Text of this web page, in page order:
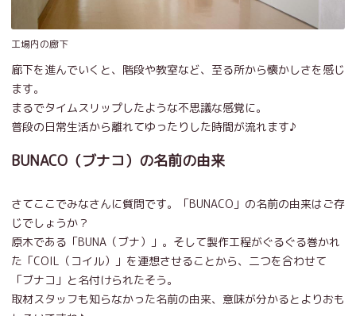
工場内の廊下
廊下を進んでいくと、階段や教室など、至る所から懐かしさを感じ
ます。
まるでタイムスリップしたような不思議な感覚に。
普段の日常生活から離れてゆったりした時間が流れます♪
BUNACO（ブナコ）の名前の由来
さてここでみなさんに質問です。「BUNACO」の名前の由来はご存
じでしょうか？
原木である「BUNA（ブナ）」。そして製作工程がぐるぐる巻かれ
た「COIL（コイル）」を連想させることから、二つを合わせて
「ブナコ」と名付けられたそう。
取材スタッフも知らなかった名前の由来、意味が分かるとよりおも